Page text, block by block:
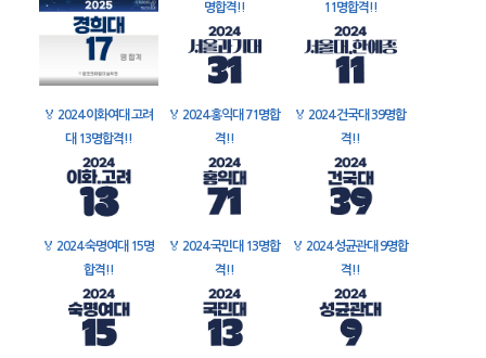
명합격!!
11명합격!!
🏅 2024 이화여대 고려
대 13명합격!!
🏅 2024 홍익대 71명합
격!!
🏅 2024 건국대 39명합
격!!
🏅 2024 숙명여대 15명
합격!!
🏅 2024 국민대 13명합
격!!
🏅 2024 성균관대 9명합
격!!